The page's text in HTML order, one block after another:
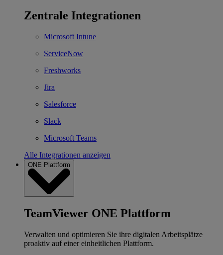
Zentrale Integrationen
Microsoft Intune
ServiceNow
Freshworks
Jira
Salesforce
Slack
Microsoft Teams
Alle Integrationen anzeigen
ONE Plattform
TeamViewer ONE Plattform
Verwalten und optimieren Sie ihre digitalen Arbeitsplätze
proaktiv auf einer einheitlichen Plattform.